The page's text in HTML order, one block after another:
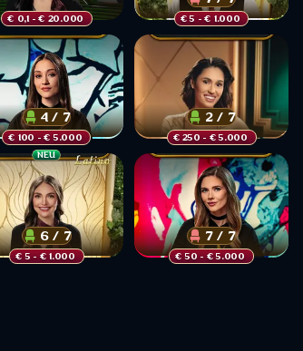
€ 0,1 - € 20.000 € 5 - € 1.000
€ 100 - € 5.000
4 / 7
€ 250 - € 5.000
2 / 7
NEU
€ 5 - € 1.000
6 / 7
€ 50 - € 5.000
7 / 7